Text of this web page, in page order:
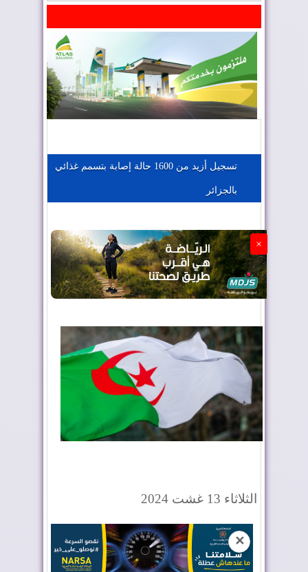
المغرب يعزز موقعه في صناعة الطيران
الجزائر تستسلم لفرنسا
تسجيل أزيد من 1600 حالة إصابة بتسمم غذائي
بالجزائر
×
الثلاثاء 13 غشت 2024
✕